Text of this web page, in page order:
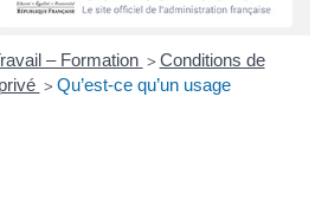
– Formation > Conditions de
> Qu’est-ce qu’un usage